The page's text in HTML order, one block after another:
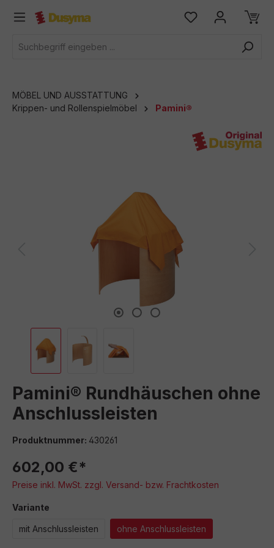
springen
MÖBEL UND AUSSTATTUNG
Krippen- und Rollenspielmöbel
Pamini®
Pamini® Rundhäuschen ohne
Anschlussleisten
Produktnummer: 430261
602,00 €*
Preise inkl. MwSt. zzgl. Versand- bzw. Frachtkosten
Variante
mit Anschlussleisten ohne Anschlussleisten